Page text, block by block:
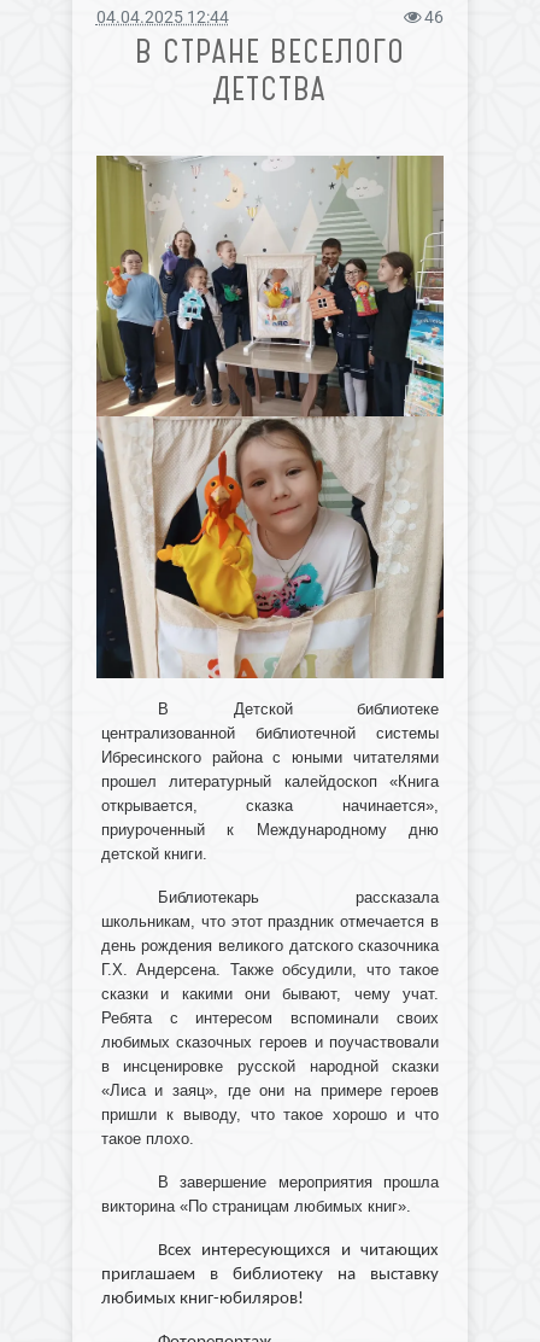
04.04.2025 12:44 46
В СТРАНЕ ВЕСЕЛОГО
ДЕТСТВА
В Детской библиотеке
централизованной библиотечной системы
Ибресинского района с юными читателями
прошел литературный калейдоскоп «Книга
открывается, сказка начинается»,
приуроченный к Международному дню
детской книги.
Библиотекарь рассказала
школьникам, что этот праздник отмечается в
день рождения великого датского сказочника
Г.Х. Андерсена. Также обсудили, что такое
сказки и какими они бывают, чему учат.
Ребята с интересом вспоминали своих
любимых сказочных героев и поучаствовали
в инсценировке русской народной сказки
«Лиса и заяц», где они на примере героев
пришли к выводу, что такое хорошо и что
такое плохо.
В завершение мероприятия прошла
викторина «По страницам любимых книг».
Всех интересующихся и читающих
приглашаем в библиотеку на выставку
любимых книг-юбиляров!